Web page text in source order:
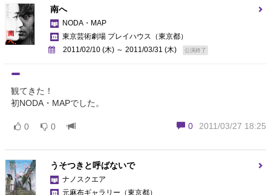
南へ
NODA・MAP
東京芸術劇場 プレイハウス （東京都）
2011/02/10 (木) ～ 2011/03/31 (木)
公演終了
観てきた！
初NODA・MAPでした。
0 2011/03/27 18:25
0 0
うそつきと呼ばないで
ナノスクエア
元麻布ギャラリー （東京都）